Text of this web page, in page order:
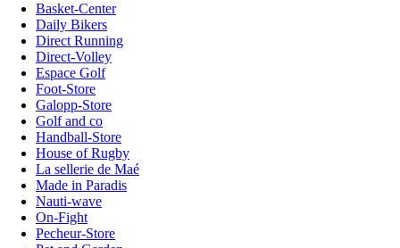
Basket-Center
Daily Bikers
Direct Running
Direct-Volley
Espace Golf
Foot-Store
Galopp-Store
Golf and co
Handball-Store
House of Rugby
La sellerie de Maé
Made in Paradis
Nauti-wave
On-Fight
Pecheur-Store